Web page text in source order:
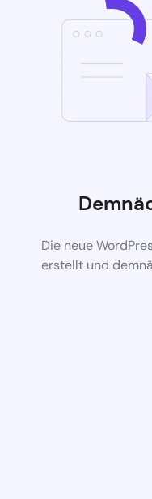
Die neue
erstellt und